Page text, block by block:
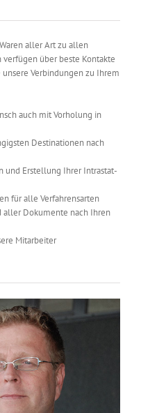
aller Art zu allen
über beste Kontakte
Verbindungen zu Ihrem
auch mit Vorholung in
Destinationen nach
und Erstellung Ihrer Intrastat-
für alle Verfahrensarten
aller Dokumente nach Ihren
Mitarbeiter